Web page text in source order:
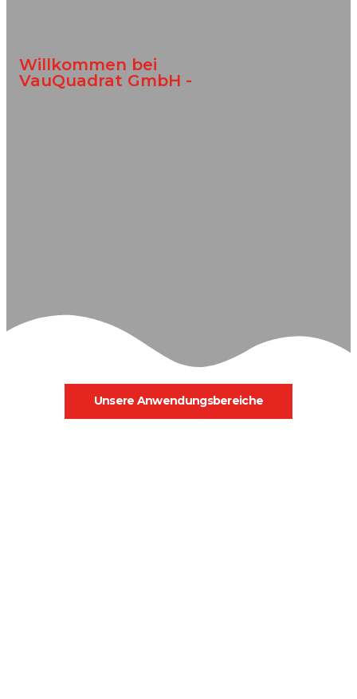
Willkommen bei
VauQuadrat GmbH -
Unsere Anwendungsbereiche